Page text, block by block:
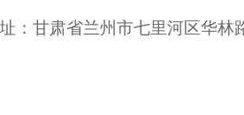
：甘肃省兰州市七里河区华林